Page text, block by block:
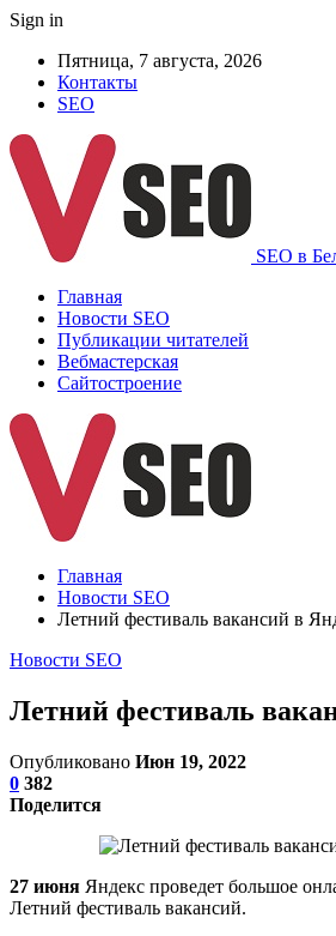
Sign in
Пятница, 7 августа, 2026
Контакты
SEO
SEO в
Главная
Новости SEO
Публикации читателей
Вебмастерская
Сайтостроение
Главная
Новости SEO
Летний фестиваль вакансий в
Новости SEO
Летний фестиваль
Опубликовано Июн 19, 2022
0 382
Поделится
27 июня Яндекс проведет большое
Летний фестиваль вакансий.